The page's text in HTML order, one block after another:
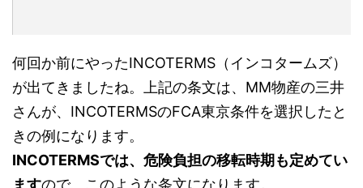
何回か前にやったINCOTERMS（インコタームズ）
が出てきましたね。上記の条文は、MM物産の三井
さんが、INCOTERMSのFCA東京条件を選択したと
きの例になります。
INCOTERMSでは、危険負担の移転時期も定めてい
ますので、このような条文になります。